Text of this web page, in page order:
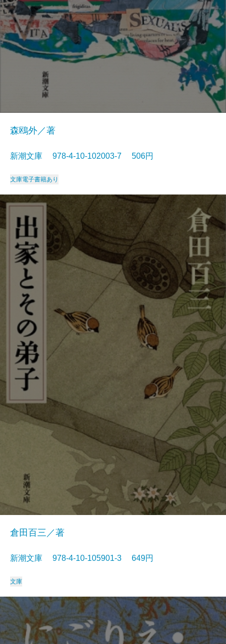
森鴎外／著
新潮文庫 978-4-10-102003-7 506円
文庫電子書籍あり
倉田百三／著
新潮文庫 978-4-10-105901-3 649円
文庫